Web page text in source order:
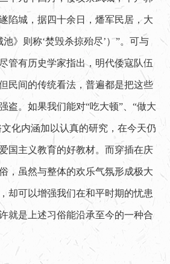
陷城，据四十余日，燔军民居，大
》则称‘焚毁杀掠殆尽’）”。可与
管有历史学家指出，明代倭寇队伍
民间的传统看法，普遍都是把这些
盗。如果我们能对“吃大顿”、“做大
化内涵加以认真的研究，在今天仍
国主义教育的好教材。而穿插在庆
，虽然与整体的欢乐气氛形成极大
却可以增强我们在和平时期的忧患
就是上述习俗能沿承至今的一种合